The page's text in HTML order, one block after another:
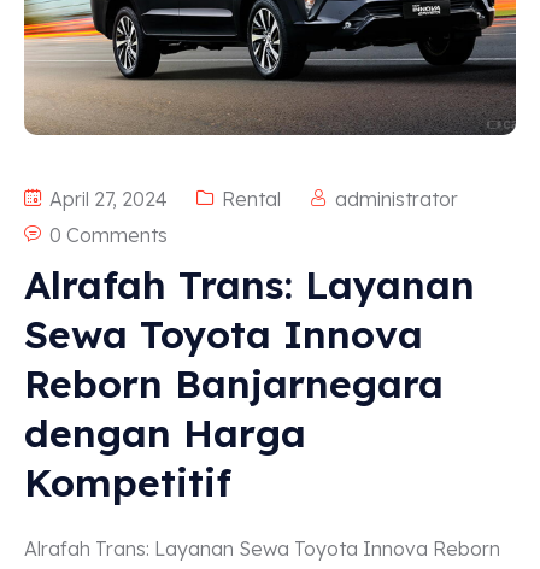
April 27, 2024 Rental
administrator
0 Comments
Alrafah Trans: Layanan
Sewa Toyota Innova
Reborn Banjarnegara
dengan Harga
Kompetitif
Alrafah Trans: Layanan Sewa Toyota Innova Reborn